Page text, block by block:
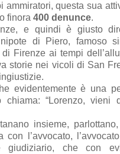
ammiratori, questa sua
finora 400 denunce.
e quindi è giusto
di Piero, famoso
Firenze ai tempi
storie nei vicoli di San
evidentemente è una
chiama: “Lorenzo, vieni
insieme,
con l’avvocato,
giudiziario, che con